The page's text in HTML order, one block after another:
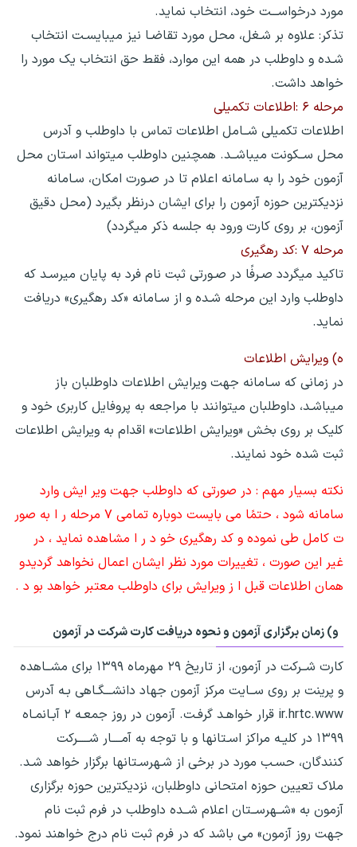
مورد درخواســـت خود، انتخاب نماید.
تذکر: علاوه بر شـغل، محل مورد تقاضـا نیز میبایسـت انتخاب
شـده و داوطلب در همه این موارد، فقط حق انتخاب یک مورد را
خواهد داشت.
مرحله ۶ :اطلاعات تکمیلی
اطلاعات تکمیلی شــامل اطلاعات تماس با داوطلب و آدرس
محل ســکونت میباشــد. همچنین داوطلب میتواند اسـتان محل
آزمون خود را به سـامانه اعلام تا در صـورت امکان، سـامانه
نزدیکترین حوزه آزمون را برای ایشان درنظر بگیرد (محل دقیق
آزمون، بر روی کارت ورود به جلسه ذکر میگردد)
مرحله ۷ :کد رهگیری
تاکید میگردد صـرفًا در صـورتی ثبت نام فرد به پایان میرسـد که
داوطلب وارد این مرحله شـده و از سـامانه «کد رهگیری» دریافت
نماید.
ه) ویرایش اطلاعات
در زمانی که سـامانه جهت ویرایش اطلاعات داوطلبان باز
میباشـد، داوطلبان میتوانند با مراجعه به پروفایل کاربری خود و
کلیک بر روی بخش «ویرایش اطلاعات» اقدام به ویرایش اطلاعات
ثبت شده خود نمایند.
نکته بسیار مهم : در صورتی که داوطلب جهت ویر ایش وارد
سامانه شود ، حتمًا می بایست دوباره تمامی ۷ مرحله ر ا به صور
ت کامل طی نموده و کد رهگیری خو د ر ا مشاهده نماید ، در
غیر این صورت ، تغییرات مورد نظر ایشان اعمال نخواهد گردیدو
همان اطلاعات قبل ا ز ویرایش برای داوطلب معتبر خواهد بو د .
و) زمان برگزاری آزمون و نحوه دریافت کارت شرکت در آزمون
کارت شــرکت در آزمون، از تاریخ ۲۹ مهرماه ۱۳۹۹ برای مشــاهده
و پرینت بر روی ســایت مرکز آزمون جهاد دانشـــگـاهی بـه آدرس
ir.hrtc.www قرار خواهـد گرفـت. آزمون در روز جمعـه ۲ آبـانمـاه
۱۳۹۹ در کلیـه مراکز اسـتانها و با توجه به آمــــار شـــــرکت
کنندگان، حسـب مورد در برخی از شـهرسـتانها برگزار خواهد شـد.
ملاک تعیین حوزه امتحانی داوطلبان، نزدیکترین حوزه برگزاری
آزمون به «شــهرســتان اعلام شــده داوطلب در فرم ثبت نام
جهت روز آزمون» می باشد که در فرم ثبت نام درج خواهند نمود.